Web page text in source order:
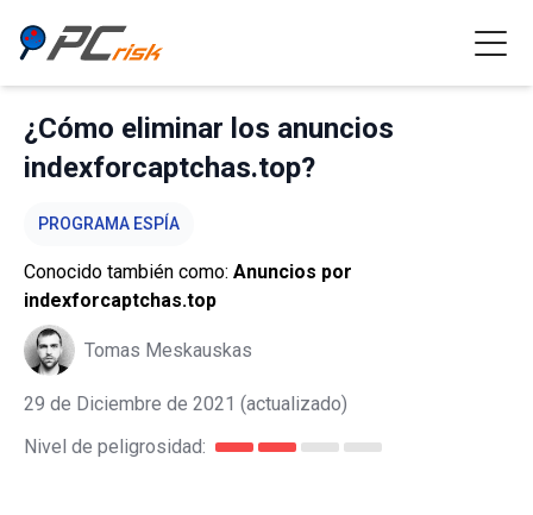
¿Cómo eliminar los anuncios
indexforcaptchas.top?
PROGRAMA ESPÍA
Conocido también como: Anuncios por
indexforcaptchas.top
Tomas Meskauskas
29 de Diciembre de 2021 (actualizado)
Nivel de peligrosidad: